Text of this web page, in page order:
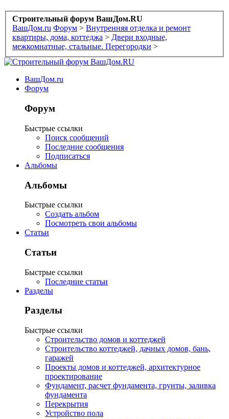
Строительный форум ВашДом.RU
ВашДом.ru Форум > Внутренняя отделка и ремонт
квартиры, дома, коттеджа > Двери входные,
межкомнатные, стальные. Перегородки >
ВашДом.ru
Форум
Форум
Быстрые ссылки
Поиск сообщений
Последние сообщения
Подписаться
Альбомы
Альбомы
Быстрые ссылки
Создать альбом
Посмотреть свои альбомы
Статьи
Статьи
Быстрые ссылки
Последние статьи
Разделы
Разделы
Быстрые ссылки
Строительство домов и коттеджей
Строительство коттеджей, дачных домов, бань,
гаражей
Проекты домов и коттеджей, архитектурное
проектирование
Фундамент, расчет фундамента, грунты, заливка
фундамента
Перекрытия
Устройство пола